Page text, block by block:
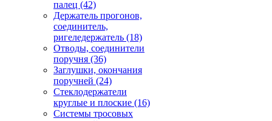
палец (42)
Держатель прогонов,
соединитель,
ригеледержатель (18)
Отводы, соединители
поручня (36)
Заглушки, окончания
поручней (24)
Стеклодержатели
круглые и плоские (16)
Системы тросовых